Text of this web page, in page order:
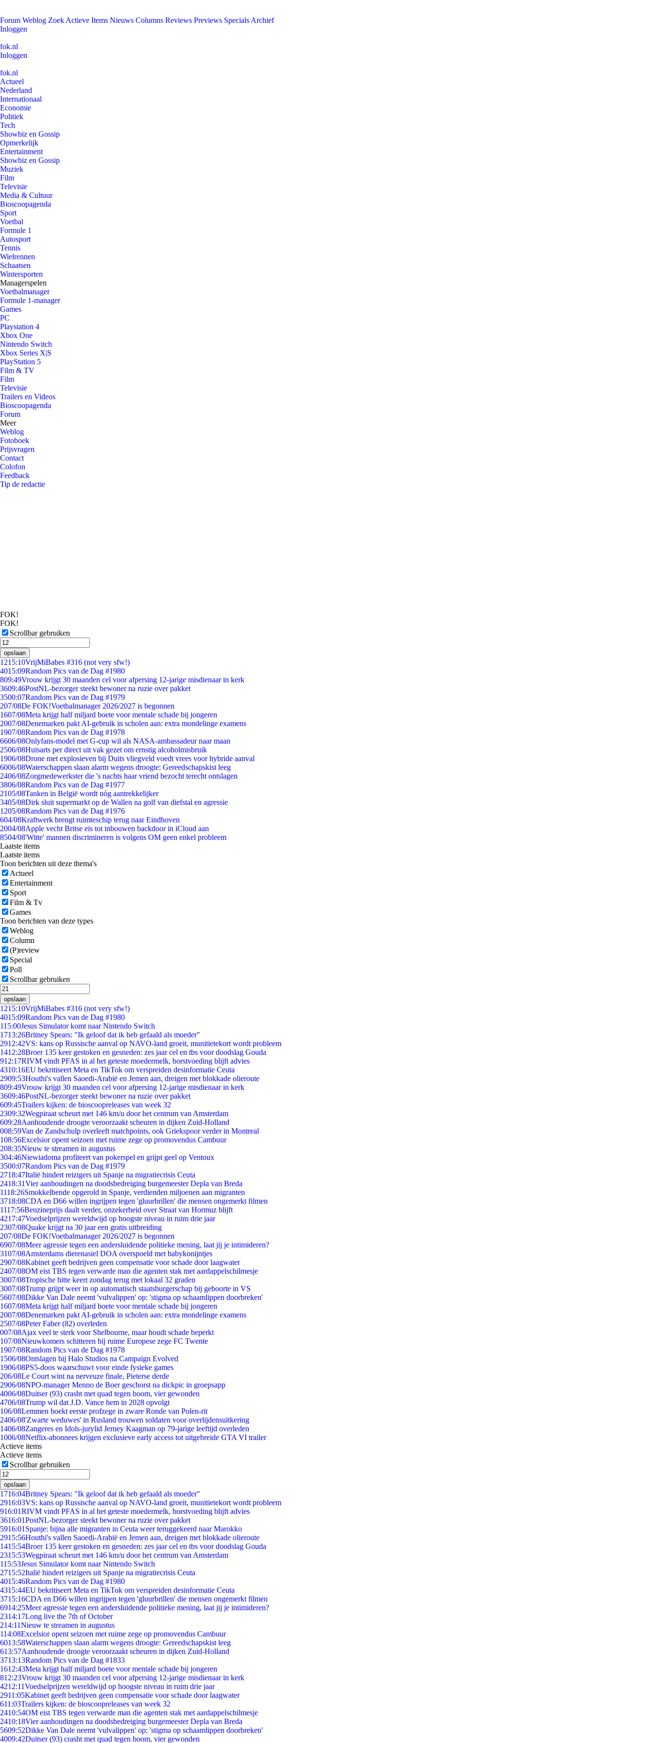
Forum Weblog Zoek Actieve Items Nieuws Columns Reviews Previews Specials Archief
Inloggen
fok.nl
Inloggen
fok.nl
Actueel
Nederland
Internationaal
Economie
Politiek
Tech
Showbiz en Gossip
Opmerkelijk
Entertainment
Showbiz en Gossip
Muziek
Film
Televisie
Media & Cultuur
Bioscoopagenda
Sport
Voetbal
Formule 1
Autosport
Tennis
Wielrennen
Schaatsen
Wintersporten
Managerspelen
Voetbalmanager
Formule 1-manager
Games
PC
Playstation 4
Xbox One
Nintendo Switch
Xbox Series X|S
PlayStation 5
Film & TV
Film
Televisie
Trailers en Videos
Bioscoopagenda
Forum
Meer
Weblog
Fotoboek
Prijsvragen
Contact
Colofon
Feedback
Tip de redactie
FOK!
FOK!
Scrollbar gebruiken
opslaan
1215:10VrijMiBabes #316 (not very sfw!)
4015:09Random Pics van de Dag #1980
809:49Vrouw krijgt 30 maanden cel voor afpersing 12-jarige misdienaar in kerk
3609:46PostNL-bezorger steekt bewoner na ruzie over pakket
3500:07Random Pics van de Dag #1979
207/08De FOK!Voetbalmanager 2026/2027 is begonnen
1607/08Meta krijgt half miljard boete voor mentale schade bij jongeren
2007/08Denemarken pakt AI-gebruik in scholen aan: extra mondelinge examens
1907/08Random Pics van de Dag #1978
6606/08Onlyfans-model met G-cup wil als NASA-ambassadeur naar maan
2506/08Huisarts per direct uit vak gezet om ernstig alcoholmisbruik
1906/08Drone met explosieven bij Duits vliegveld voedt vrees voor hybride aanval
6006/08Waterschappen slaan alarm wegens droogte: Gereedschapskist leeg
2406/08Zorgmedewerkster die 's nachts haar vriend bezocht terecht ontslagen
3806/08Random Pics van de Dag #1977
2105/08Tanken in België wordt nóg aantrekkelijker
3405/08Dirk sluit supermarkt op de Wallen na golf van diefstal en agressie
1205/08Random Pics van de Dag #1976
604/08Kraftwerk brengt ruimteschip terug naar Eindhoven
2004/08Apple vecht Britse eis tot inbouwen backdoor in iCloud aan
8504/08'Witte' mannen discrimineren is volgens OM geen enkel probleem
Laatste items
Laatste items
Toon berichten uit deze thema's
Actueel
Entertainment
Sport
Film & Tv
Games
Toon berichten van deze types
Weblog
Column
(P)review
Special
Poll
Scrollbar gebruiken
opslaan
1215:10VrijMiBabes #316 (not very sfw!)
4015:09Random Pics van de Dag #1980
115:00Jesus Simulator komt naar Nintendo Switch
1713:26Britney Spears: "Ik geloof dat ik heb gefaald als moeder"
2912:42VS: kans op Russische aanval op NAVO-land groeit, munitietekort wordt probleem
1412:28Broer 135 keer gestoken en gesneden: zes jaar cel en tbs voor doodslag Gouda
912:17RIVM vindt PFAS in al het geteste moedermelk, borstvoeding blijft advies
4310:16EU bekritiseert Meta en TikTok om verspreiden desinformatie Ceuta
2909:53Houthi's vallen Saoedi-Arabië en Jemen aan, dreigen met blokkade olieroute
809:49Vrouw krijgt 30 maanden cel voor afpersing 12-jarige misdienaar in kerk
3609:46PostNL-bezorger steekt bewoner na ruzie over pakket
609:45Trailers kijken: de bioscoopreleases van week 32
2309:32Wegpiraat scheurt met 146 km/u door het centrum van Amsterdam
609:28Aanhoudende droogte veroorzaakt scheuren in dijken Zuid-Holland
008:59Van de Zandschulp overleeft matchpoints, ook Griekspoor verder in Montreal
108:56Excelsior opent seizoen met ruime zege op promovendus Cambuur
208:35Nieuw te streamen in augustus
304:46Niewiadoma profiteert van pokerspel en grijpt geel op Ventoux
3500:07Random Pics van de Dag #1979
2718:47Italië hindert reizigers uit Spanje na migratiecrisis Ceuta
2418:31Vier aanhoudingen na doodsbedreiging burgemeester Depla van Breda
1118:26Smokkelbende opgerold in Spanje, verdienden miljoenen aan migranten
3718:08CDA en D66 willen ingrijpen tegen 'gluurbrillen' die mensen ongemerkt filmen
1117:56Benzineprijs daalt verder, onzekerheid over Straat van Hormuz blijft
4217:47Voedselprijzen wereldwijd op hoogste niveau in ruim drie jaar
2307/08Quake krijgt na 30 jaar een gratis uitbreiding
207/08De FOK!Voetbalmanager 2026/2027 is begonnen
6907/08Meer agressie tegen een andersluidende politieke mening, laat jij je intimideren?
3107/08Amsterdams dierenasiel DOA overspoeld met babykonijntjes
2907/08Kabinet geeft bedrijven geen compensatie voor schade door laagwater
2407/08OM eist TBS tegen verwarde man die agenten stak met aardappelschilmesje
3007/08Tropische hitte keert zondag terug met lokaal 32 graden
3007/08Trump grijpt weer in op automatisch staatsburgerschap bij geboorte in VS
5607/08Dikke Van Dale neemt 'vulvalippen' op: 'stigma op schaamlippen doorbreken'
1607/08Meta krijgt half miljard boete voor mentale schade bij jongeren
2007/08Denemarken pakt AI-gebruik in scholen aan: extra mondelinge examens
2507/08Peter Faber (82) overleden
007/08Ajax veel te sterk voor Shelbourne, maar houdt schade beperkt
107/08Nieuwkomers schitteren bij ruime Europese zege FC Twente
1907/08Random Pics van de Dag #1978
1506/08Ontslagen bij Halo Studios na Campaign Evolved
1906/08PS5-doos waarschuwt voor einde fysieke games
206/08Le Court wint na nerveuze finale, Pieterse derde
2906/08NPO-manager Menno de Boer geschorst na dickpic in groepsapp
4006/08Duitser (93) crasht met quad tegen boom, vier gewonden
4706/08Trump wil dat J.D. Vance hem in 2028 opvolgt
106/08Lemmen boekt eerste profzege in zware Ronde van Polen-rit
2406/08'Zwarte weduwes' in Rusland trouwen soldaten voor overlijdensuitkering
1406/08Zangeres en Idols-jurylid Jerney Kaagman op 79-jarige leeftijd overleden
1006/08Netflix-abonnees krijgen exclusieve early access tot uitgebreide GTA VI trailer
Actieve items
Actieve items
Scrollbar gebruiken
opslaan
1716:04Britney Spears: "Ik geloof dat ik heb gefaald als moeder"
2916:03VS: kans op Russische aanval op NAVO-land groeit, munitietekort wordt probleem
916:01RIVM vindt PFAS in al het geteste moedermelk, borstvoeding blijft advies
3616:01PostNL-bezorger steekt bewoner na ruzie over pakket
5916:01 Spanje: bijna alle migranten in Ceuta weer teruggekeerd naar Marokko
2915:56Houthi's vallen Saoedi-Arabië en Jemen aan, dreigen met blokkade olieroute
1415:54Broer 135 keer gestoken en gesneden: zes jaar cel en tbs voor doodslag Gouda
2315:53Wegpiraat scheurt met 146 km/u door het centrum van Amsterdam
115:53Jesus Simulator komt naar Nintendo Switch
2715:52Italië hindert reizigers uit Spanje na migratiecrisis Ceuta
4015:46Random Pics van de Dag #1980
4315:44EU bekritiseert Meta en TikTok om verspreiden desinformatie Ceuta
3715:16CDA en D66 willen ingrijpen tegen 'gluurbrillen' die mensen ongemerkt filmen
6914:25Meer agressie tegen een andersluidende politieke mening, laat jij je intimideren?
2314:17Long live the 7th of October
214:11Nieuw te streamen in augustus
114:08Excelsior opent seizoen met ruime zege op promovendus Cambuur
6013:58Waterschappen slaan alarm wegens droogte: Gereedschapskist leeg
613:57Aanhoudende droogte veroorzaakt scheuren in dijken Zuid-Holland
3713:13Random Pics van de Dag #1833
1612:43Meta krijgt half miljard boete voor mentale schade bij jongeren
812:23Vrouw krijgt 30 maanden cel voor afpersing 12-jarige misdienaar in kerk
4212:11Voedselprijzen wereldwijd op hoogste niveau in ruim drie jaar
2911:05Kabinet geeft bedrijven geen compensatie voor schade door laagwater
611:03Trailers kijken: de bioscoopreleases van week 32
2410:54OM eist TBS tegen verwarde man die agenten stak met aardappelschilmesje
2410:18Vier aanhoudingen na doodsbedreiging burgemeester Depla van Breda
5609:52Dikke Van Dale neemt 'vulvalippen' op: 'stigma op schaamlippen doorbreken'
4009:42Duitser (93) crasht met quad tegen boom, vier gewonden